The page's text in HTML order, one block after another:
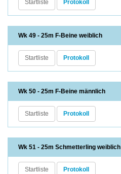
Startliste Protokoll
Wk 49 - 25m F-Beine weiblich
Startliste Protokoll
Wk 50 - 25m F-Beine männlich
Startliste Protokoll
Wk 51 - 25m Schmetterling weiblich
Startliste Protokoll